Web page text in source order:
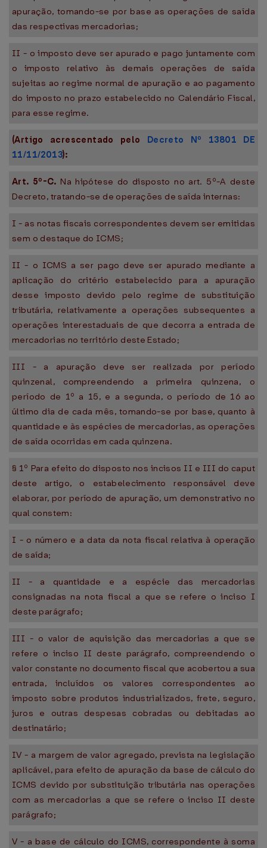
apuração, tomando-se por base as operações de saída
das respectivas mercadorias;
II - o imposto deve ser apurado e pago juntamente com
o imposto relativo às demais operações de saída
sujeitas ao regime normal de apuração e ao pagamento
do imposto no prazo estabelecido no Calendário Fiscal,
para esse regime.
(Artigo acrescentado pelo Decreto Nº 13801 DE
11/11/2013):
Art. 5º-C. Na hipótese do disposto no art. 5º-A deste
Decreto, tratando-se de operações de saída internas:
I - as notas fiscais correspondentes devem ser emitidas
sem o destaque do ICMS;
II - o ICMS a ser pago deve ser apurado mediante a
aplicação do critério estabelecido para a apuração
desse imposto devido pelo regime de substituição
tributária, relativamente a operações subsequentes a
operações interestaduais de que decorra a entrada de
mercadorias no território deste Estado;
III - a apuração deve ser realizada por período
quinzenal, compreendendo a primeira quinzena, o
período de 1º a 15, e a segunda, o período de 16 ao
último dia de cada mês, tomando-se por base, quanto à
quantidade e às espécies de mercadorias, as operações
de saída ocorridas em cada quinzena.
§ 1º Para efeito do disposto nos incisos II e III do caput
deste artigo, o estabelecimento responsável deve
elaborar, por período de apuração, um demonstrativo no
qual constem:
I - o número e a data da nota fiscal relativa à operação
de saída;
II - a quantidade e a espécie das mercadorias
consignadas na nota fiscal a que se refere o inciso I
deste parágrafo;
III - o valor de aquisição das mercadorias a que se
refere o inciso II deste parágrafo, compreendendo o
valor constante no documento fiscal que acobertou a sua
entrada, incluídos os valores correspondentes ao
imposto sobre produtos industrializados, frete, seguro,
juros e outras despesas cobradas ou debitadas ao
destinatário;
IV - a margem de valor agregado, prevista na legislação
aplicável, para efeito de apuração da base de cálculo do
ICMS devido por substituição tributária nas operações
com as mercadorias a que se refere o inciso II deste
parágrafo;
V - a base de cálculo do ICMS, correspondente à soma